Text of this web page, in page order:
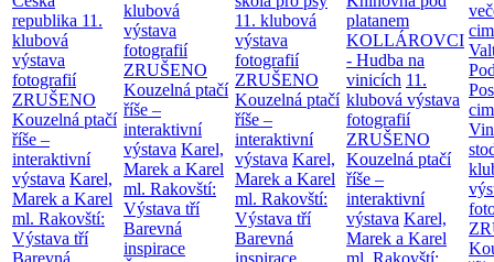
republika 11.
klubová
výstava
fotografií
ZRUŠENO
Kouzelná ptačí
říše –
interaktivní
výstava Karel,
Marek a Karel
ml. Rakovští:
Výstava tří
Barevná
klubová
výstava
fotografií
ZRUŠENO
Kouzelná ptačí
říše –
interaktivní
výstava Karel,
Marek a Karel
ml. Rakovští:
Výstava tří
Barevná
inspirace
11. klubová
výstava
fotografií
ZRUŠENO
Kouzelná ptačí
říše –
interaktivní
výstava Karel,
Marek a Karel
ml. Rakovští:
Výstava tří
Barevná
inspirace
platanem
KOLLÁROVCI
- Hudba na
vinicích 11.
klubová výstava
fotografií
ZRUŠENO
Kouzelná ptačí
říše –
interaktivní
výstava Karel,
Marek a Karel
ml. Rakovští: